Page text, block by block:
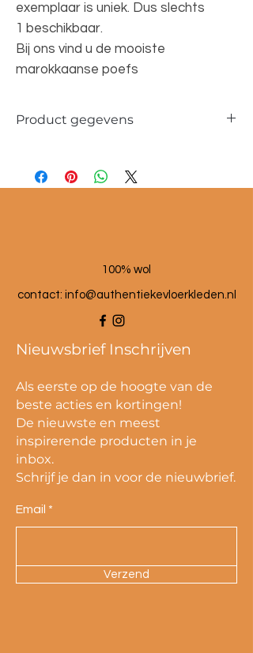
exemplaar is uniek. Dus slechts
1 beschikbaar.
Bij ons vind u de mooiste
marokkaanse poefs
Product gegevens
Maat poef: 60x60x25 cm
100% wol
contact: info@authentiekevloerkleden.nl
Nieuwsbrief Inschrijven
Als eerste op de hoogte van de
beste acties en kortingen!
De nieuwste en meest
inspirerende producten in je
inbox.
Schrijf je dan in voor de nieuwbrief.
Email
Verzend